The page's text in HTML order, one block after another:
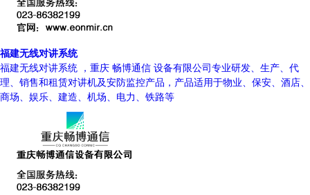
福建无线对讲系统
福建无线对讲系统 ，重庆 畅博通信 设备有限公司专业研发、生产、代
理、销售和租赁对讲机及安防监控产品，产品适用于物业、保安、酒店、
商场、娱乐、建造、机场、电力、铁路等